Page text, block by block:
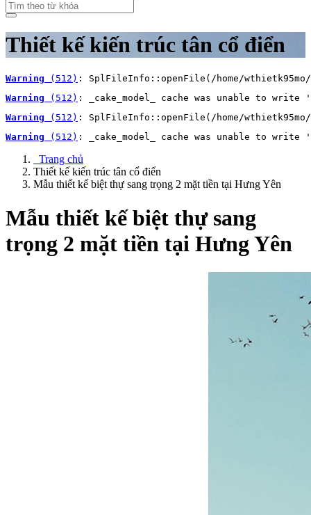
Thiết kế kiến trúc tân cổ điển
Warning (512) : SplFileInfo::openFile(/home/wthietk95mo/
Warning (512) : _cake_model_ cache was unable to
Warning (512) : SplFileInfo::openFile(/home/wthietk95mo/
Warning (512) : _cake_model_ cache was unable to
Trang chủ
Thiết kế kiến trúc tân cổ điển
Mẫu thiết kế biệt thự sang trọng 2 mặt tiền tại Hưng Yên
Mẫu thiết kế biệt thự sang
trọng 2 mặt tiền tại Hưng Yên